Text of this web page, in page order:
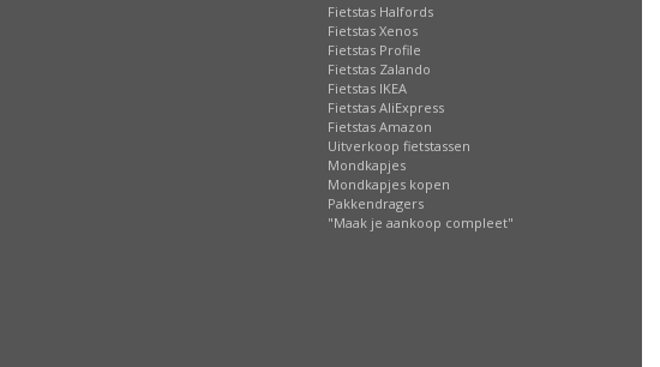
Fietstas Halfords
Fietstas Xenos
Fietstas Profile
Fietstas Zalando
Fietstas IKEA
Fietstas AliExpress
Fietstas Amazon
Uitverkoop fietstassen
Mondkapjes
Mondkapjes kopen
Pakkendragers
"Maak je aankoop compleet"